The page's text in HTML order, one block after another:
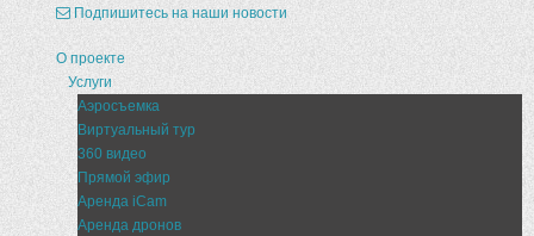
Подпишитесь на наши новости
О проекте
Услуги
Аэросъемка
Виртуальный тур
360 видео
Прямой эфир
Аренда iCam
Аренда дронов